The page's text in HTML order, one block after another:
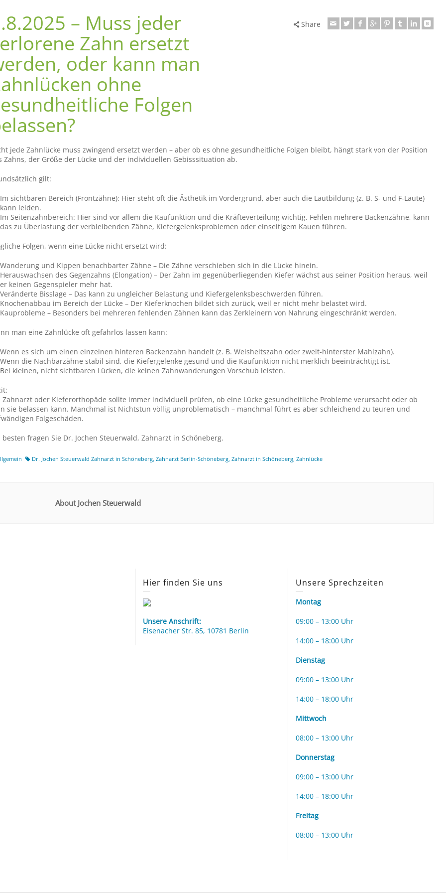
– Muss jeder
Zahn ersetzt
oder kann man
ohne
Folgen
Share
jede Zahnlücke muss zwingend ersetzt werden – aber ob es ohne gesundheitliche Folgen bleibt, hängt stark von der Position
Zahns, der Größe der Lücke und der individuellen Gebisssituation ab.
gilt:
Im sichtbaren Bereich (Frontzähne): Hier steht oft die Ästhetik im Vordergrund, aber auch die Lautbildung (z. B. S- und F-Laute)
kann leiden.
Im Seitenzahnbereich: Hier sind vor allem die Kaufunktion und die Kräfteverteilung wichtig. Fehlen mehrere Backenzähne, kann
das zu Überlastung der verbleibenden Zähne, Kiefergelenksproblemen oder einseitigem Kauen führen.
Folgen, wenn eine Lücke nicht ersetzt wird:
Wanderung und Kippen benachbarter Zähne – Die Zähne verschieben sich in die Lücke hinein.
Herauswachsen des Gegenzahns (Elongation) – Der Zahn im gegenüberliegenden Kiefer wächst aus seiner Position heraus, weil
er keinen Gegenspieler mehr hat.
Veränderte Bisslage – Das kann zu ungleicher Belastung und Kiefergelenksbeschwerden führen.
Knochenabbau im Bereich der Lücke – Der Kieferknochen bildet sich zurück, weil er nicht mehr belastet wird.
Kauprobleme – Besonders bei mehreren fehlenden Zähnen kann das Zerkleinern von Nahrung eingeschränkt werden.
man eine Zahnlücke oft gefahrlos lassen kann:
Wenn es sich um einen einzelnen hinteren Backenzahn handelt (z. B. Weisheitszahn oder zweit-hinterster Mahlzahn).
Wenn die Nachbarzähne stabil sind, die Kiefergelenke gesund und die Kaufunktion nicht merklich beeinträchtigt ist.
Bei kleinen, nicht sichtbaren Lücken, die keinen Zahnwanderungen Vorschub leisten.
Zahnarzt oder Kieferorthopäde sollte immer individuell prüfen, ob eine Lücke gesundheitliche Probleme verursacht oder ob
sie belassen kann. Manchmal ist Nichtstun völlig unproblematisch – manchmal führt es aber schleichend zu teuren und
Folgeschäden.
besten fragen Sie Dr. Jochen Steuerwald, Zahnarzt in Schöneberg.
Dr. Jochen Steuerwald Zahnarzt in Schöneberg, Zahnarzt Berlin-Schöneberg, Zahnarzt in Schöneberg, Zahnlücke
About Jochen Steuerwald
Hier finden Sie uns
Unsere Anschrift:
Eisenacher Str. 85, 10781 Berlin
Unsere Sprechzeiten
Montag
09:00 – 13:00 Uhr
14:00 – 18:00 Uhr
Dienstag
09:00 – 13:00 Uhr
14:00 – 18:00 Uhr
Mittwoch
08:00 – 13:00 Uhr
Donnerstag
09:00 – 13:00 Uhr
14:00 – 18:00 Uhr
Freitag
08:00 – 13:00 Uhr